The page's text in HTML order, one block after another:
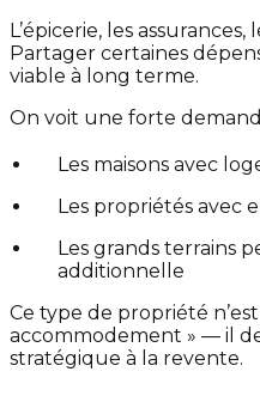
L’épicerie, les
Partager certaines
viable à long terme.
On voit une forte
Les maisons avec
Les propriétés avec
Les grands terrains
additionnelle
Ce type de propriété
accommodement » — il
stratégique à la revente.